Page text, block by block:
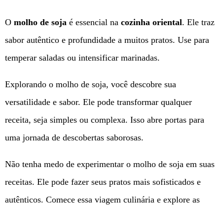
O molho de soja é essencial na cozinha oriental. Ele traz
sabor autêntico e profundidade a muitos pratos. Use para
temperar saladas ou intensificar marinadas.
Explorando o molho de soja, você descobre sua
versatilidade e sabor. Ele pode transformar qualquer
receita, seja simples ou complexa. Isso abre portas para
uma jornada de descobertas saborosas.
Não tenha medo de experimentar o molho de soja em suas
receitas. Ele pode fazer seus pratos mais sofisticados e
autênticos. Comece essa viagem culinária e explore as